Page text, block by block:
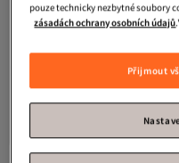
Nejnižší cena za 14 dní
3 876Kč
pouze technicky nezbytné soubory
zásadách ochrany osobních údajů
Přijmout